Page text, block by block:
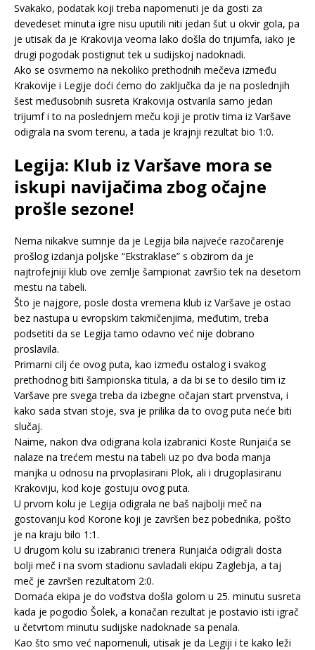
Svakako, podatak koji treba napomenuti je da gosti za
devedeset minuta igre nisu uputili niti jedan šut u okvir gola, pa
je utisak da je Krakovija veoma lako došla do trijumfa, iako je
drugi pogodak postignut tek u sudijskoj nadoknadi.
Ako se osvrnemo na nekoliko prethodnih mečeva između
Krakovije i Legije doći ćemo do zaključka da je na poslednjih
šest međusobnih susreta Krakovija ostvarila samo jedan
trijumf i to na poslednjem meču koji je protiv tima iz Varšave
odigrala na svom terenu, a tada je krajnji rezultat bio 1:0.
Legija: Klub iz Varšave mora se
iskupi navijačima zbog očajne
prošle sezone!
Nema nikakve sumnje da je Legija bila najveće razočarenje
prošlog izdanja poljske “Ekstraklase” s obzirom da je
najtrofejniji klub ove zemlje šampionat završio tek na desetom
mestu na tabeli.
Što je najgore, posle dosta vremena klub iz Varšave je ostao
bez nastupa u evropskim takmičenjima, međutim, treba
podsetiti da se Legija tamo odavno već nije dobrano
proslavila.
Primarni cilj će ovog puta, kao između ostalog i svakog
prethodnog biti šampionska titula, a da bi se to desilo tim iz
Varšave pre svega treba da izbegne očajan start prvenstva, i
kako sada stvari stoje, sva je prilika da to ovog puta neće biti
slučaj.
Naime, nakon dva odigrana kola izabranici Koste Runjaića se
nalaze na trećem mestu na tabeli uz po dva boda manja
manjka u odnosu na prvoplasirani Plok, ali i drugoplasiranu
Krakoviju, kod koje gostuju ovog puta.
U prvom kolu je Legija odigrala ne baš najbolji meč na
gostovanju kod Korone koji je završen bez pobednika, pošto
je na kraju bilo 1:1.
U drugom kolu su izabranici trenera Runjaića odigrali dosta
bolji meč i na svom stadionu savladali ekipu Zaglebja, a taj
meč je završen rezultatom 2:0.
Domaća ekipa je do vođstva došla golom u 25. minutu susreta
kada je pogodio Šolek, a konačan rezultat je postavio isti igrač
u četvrtom minutu sudijske nadoknade sa penala.
Kao što smo već napomenuli, utisak je da Legiji i te kako leži